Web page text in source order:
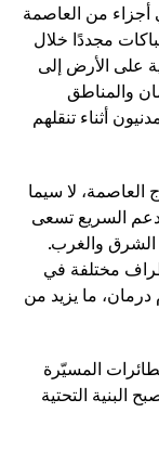
من العاصمة
مجددًا خلال
على الأرض إلى
والمناطق
أثناء تنقلهم
العاصمة، لا سيما
السريع تسعى
الشرق والغرب.
مختلفة في
ما يزيد من
المسيّرة
التحتية